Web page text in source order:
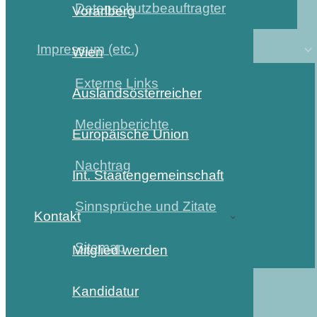
Datenschutzbeauftragter
Impressum (etc.)
Externe Links
Medienberichte
Nachtrag
Sinnsprüche und Zitate
Sitemap
Vorarlberg
Wien
Auslandsösterreicher
Europäische Union
Int. Staatengemeinschaft
Kontakt
Mitglied werden
Kandidatur